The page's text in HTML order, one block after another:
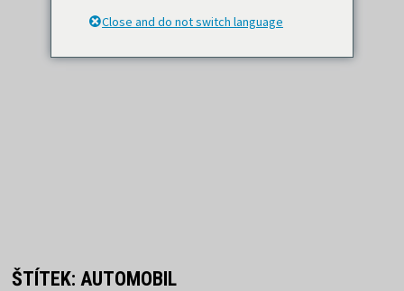
ŠTÍTEK:AUTOMOBIL
Close and do not switch language